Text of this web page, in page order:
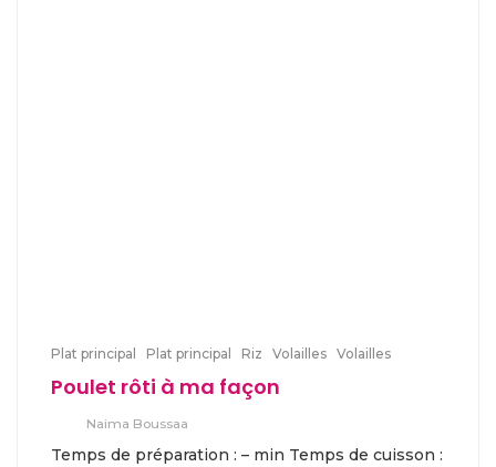
Plat principal Plat principal Riz Volailles Volailles
Poulet rôti à ma façon
Naima Boussaa
Temps de préparation : – min Temps de cuisson :